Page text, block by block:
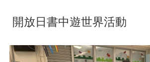
開放日書中遊世界活動